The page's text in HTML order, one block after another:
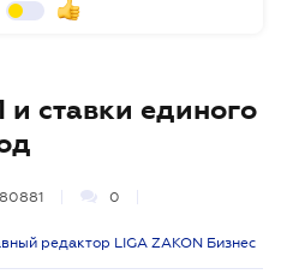
ставки единого
80881 0
редактор LIGA ZAKON Бизнес